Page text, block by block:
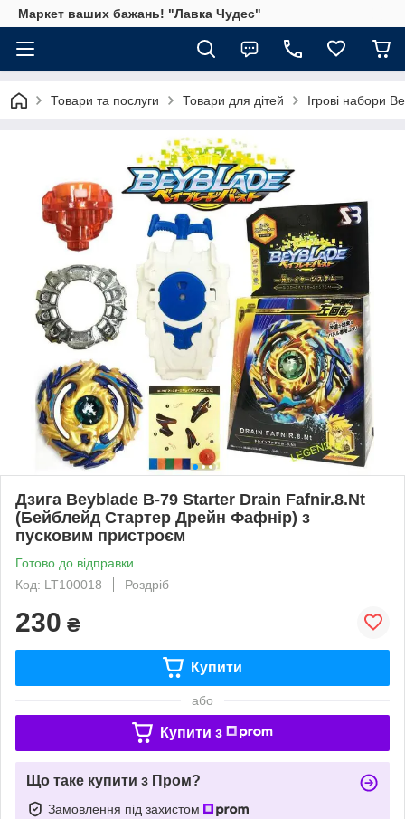
Маркет ваших бажань! "Лавка Чудес"
Товари та послуги Товари для дітей Ігрові набори
Дзига Beyblade B-79 Starter Drain Fafnir.8.Nt
(Бейблейд Стартер Дрейн Фафнір) з
пусковим пристроєм
Готово до відправки
Код: LT100018
Роздріб
230 ₴
Купити
або
Купити з
Що таке купити з Пром?
Замовлення під захистом